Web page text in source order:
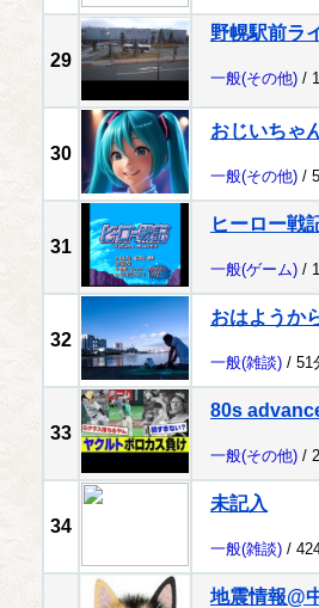
29
野幌駅前ラ
一般(その他) /
30
おじいちゃ
一般(その他) /
31
ヒーロー戦
一般(ゲーム) /
32
おはようか
一般(雑談) / 51
33
80s
一般(その他) /
34
未記入
一般(雑談) /
地震情報@